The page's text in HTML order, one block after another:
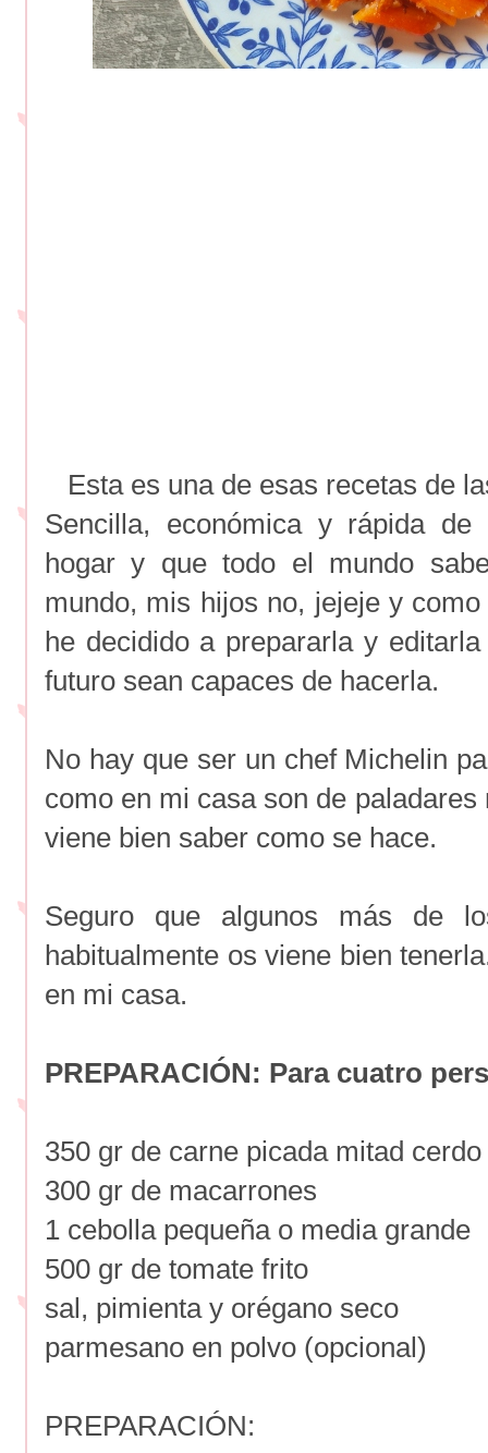
Esta es una de esas recetas de
Sencilla, económica y rápida
hogar y que todo el mundo
mundo, mis hijos no, jejeje y
he decidido a prepararla y
futuro sean capaces de hacerla.
No hay que ser un chef Michelin
como en mi casa son de
viene bien saber como se hace.
Seguro que algunos más de
habitualmente os viene bien
en mi casa.
PREPARACIÓN: Para cuatro
350 gr de carne picada mitad
300 gr de macarrones
1 cebolla pequeña o media grande
500 gr de tomate frito
sal, pimienta y orégano seco
parmesano en polvo (opcional)
PREPARACIÓN: